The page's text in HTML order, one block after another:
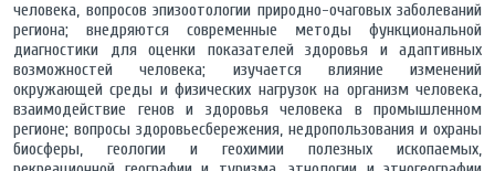
человека, вопросов эпизоотологии природно-очаговых заболеваний
региона; внедряются современные методы функциональной
диагностики для оценки показателей здоровья и адаптивных
возможностей человека; изучается влияние изменений
окружающей среды и физических нагрузок на организм человека,
взаимодействие генов и здоровья человека в промышленном
регионе; вопросы здоровьесбережения, недропользования и охраны
биосферы, геологии и геохимии полезных ископаемых,